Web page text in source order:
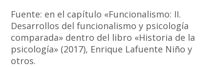
Fuente: en el capítulo «Funcionalismo: II.
Desarrollos del funcionalismo y psicología
comparada» dentro del libro «Historia de la
psicología» (2017), Enrique Lafuente Niño y
otros.